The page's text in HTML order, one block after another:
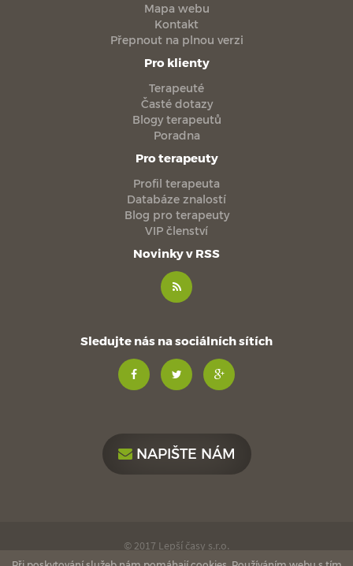
Mapa webu
Kontakt
Přepnout na plnou verzi
Pro klienty
Terapeuté
Časté dotazy
Blogy terapeutů
Poradna
Pro terapeuty
Profil terapeuta
Databáze znalostí
Blog pro terapeuty
VIP členství
Novinky v RSS
Sledujte nás na sociálních sítích
NAPIŠTE NÁM
© 2017 Lepší časy s.r.o.